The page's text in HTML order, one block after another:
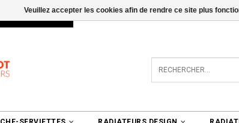
SE CONNECTER 0 ARTICLES €0,00
Veuillez accepter les cookies afin de rendre ce site plus